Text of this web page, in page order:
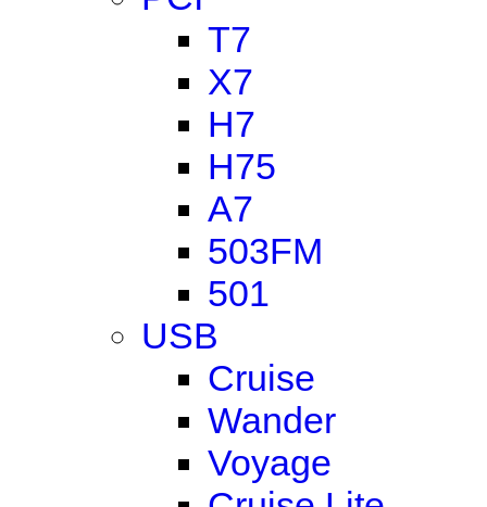
T7
X7
H7
H75
A7
503FM
501
USB
Cruise
Wander
Voyage